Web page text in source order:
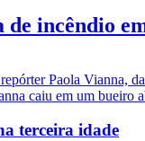
incêndio
Paola
caiu em um bueiro
terceira idade